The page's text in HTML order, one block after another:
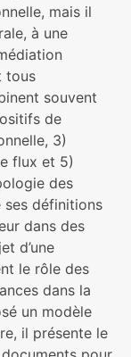
mais il
à une
tous
souvent
de
3)
flux et 5)
des
ses définitions
dans des
d’une
le rôle des
dans la
un modèle
il présente le